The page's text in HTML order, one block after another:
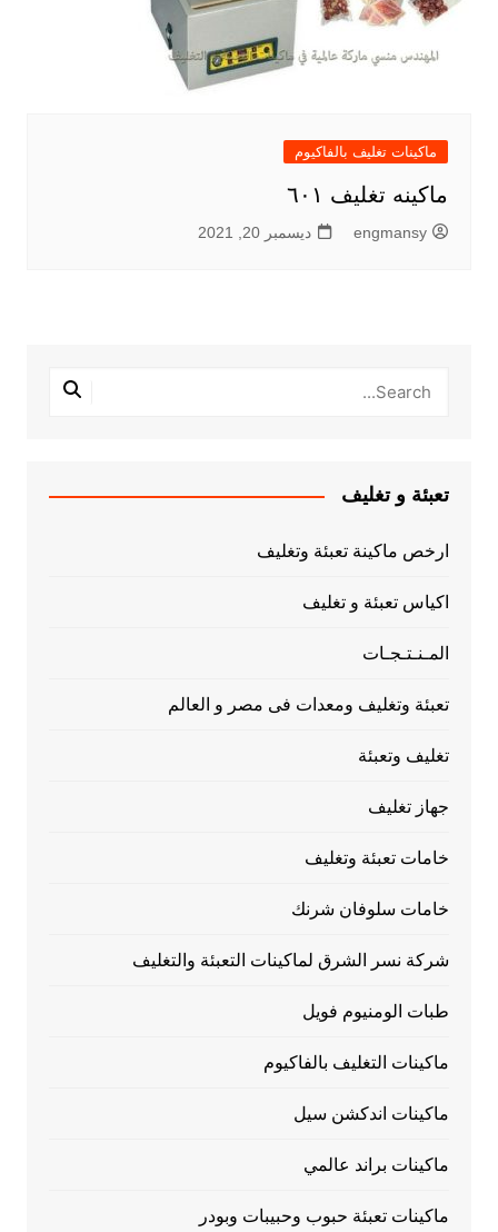
ماكينات تغليف بالفاكيوم
ماكينه تغليف ٦٠١
engmansy ديسمبر 20, 2021
تعبئة و تغليف
ارخص ماكينة تعبئة وتغليف
اكياس تعبئة و تغليف
المـنـتـجـات
تعبئة وتغليف ومعدات فى مصر و العالم
تغليف وتعبئة
جهاز تغليف
خامات تعبئة وتغليف
خامات سلوفان شرنك
شركة نسر الشرق لماكينات التعبئة والتغليف
طبات الومنيوم فويل
ماكينات التغليف بالفاكيوم
ماكينات اندكشن سيل
ماكينات براند عالمي
ماكينات تعبئة حبوب وحبيبات وبودر